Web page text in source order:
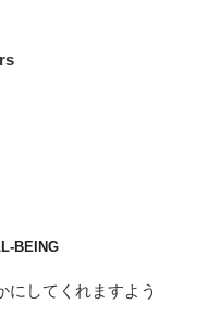
BEING
にしてくれますよう